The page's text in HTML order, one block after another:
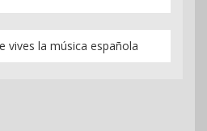
vives la música española